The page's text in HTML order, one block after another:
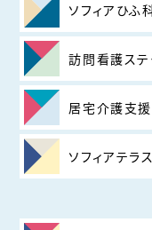
ソフィアひふ
訪問看護ス
居宅介護支
ソフィアテラス